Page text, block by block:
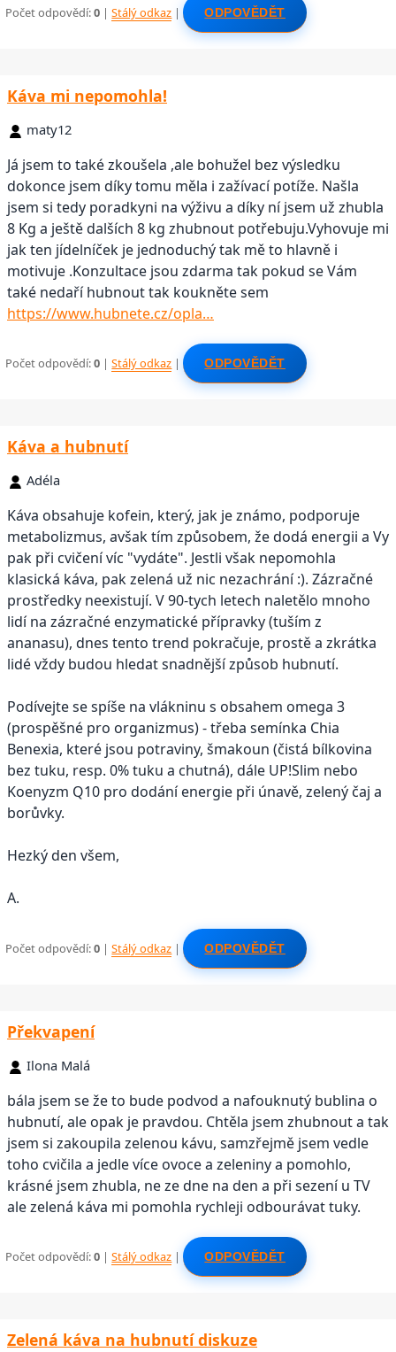
Počet odpovědí:0 |Stálý odkaz | ODPOVĚDĚT
Káva mi nepomohla!
maty12
Já jsem to také zkoušela ,ale bohužel bez výsledku
dokonce jsem díky tomu měla i zažívací potíže. Našla
jsem si tedy poradkyni na výživu a díky ní jsem už zhubla
8 Kg a ještě dalších 8 kg zhubnout potřebuju.Vyhovuje mi
jak ten jídelníček je jednoduchý tak mě to hlavně i
motivuje .Konzultace jsou zdarma tak pokud se Vám
také nedaří hubnout tak koukněte sem
https://www.hubnete.cz/opla…
Počet odpovědí:0 |Stálý odkaz | ODPOVĚDĚT
Káva a hubnutí
Adéla
Káva obsahuje kofein, který, jak je známo, podporuje
metabolizmus, avšak tím způsobem, že dodá energii a Vy
pak při cvičení víc "vydáte". Jestli však nepomohla
klasická káva, pak zelená už nic nezachrání :). Zázračné
prostředky neexistují. V 90-tych letech naletělo mnoho
lidí na zázračné enzymatické přípravky (tuším z
ananasu), dnes tento trend pokračuje, prostě a zkrátka
lidé vždy budou hledat snadnější způsob hubnutí.
Podívejte se spíše na vlákninu s obsahem omega 3
(prospěšné pro organizmus) - třeba semínka Chia
Benexia, které jsou potraviny, šmakoun (čistá bílkovina
bez tuku, resp. 0% tuku a chutná), dále UP!Slim nebo
Koenyzm Q10 pro dodání energie při únavě, zelený čaj a
borůvky.
Hezký den všem,
A.
Počet odpovědí:0 |Stálý odkaz | ODPOVĚDĚT
Překvapení
Ilona Malá
bála jsem se že to bude podvod a nafouknutý bublina o
hubnutí, ale opak je pravdou. Chtěla jsem zhubnout a tak
jsem si zakoupila zelenou kávu, samzřejmě jsem vedle
toho cvičila a jedle více ovoce a zeleniny a pomohlo,
krásné jsem zhubla, ne ze dne na den a při sezení u TV
ale zelená káva mi pomohla rychleji odbourávat tuky.
Počet odpovědí:0 |Stálý odkaz | ODPOVĚDĚT
Zelená káva na hubnutí diskuze